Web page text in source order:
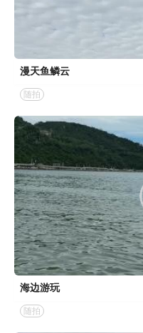
漫天鱼鳞云
随拍
海边游玩
随拍